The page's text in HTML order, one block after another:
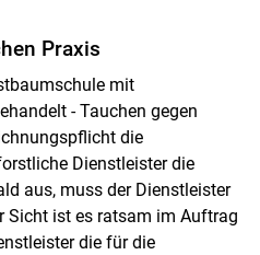
Praxis
mit
- Tauchen gegen
die
Dienstleister die
aus, muss der Dienstleister
Sicht ist es ratsam im Auftrag
die für die